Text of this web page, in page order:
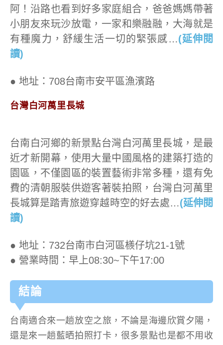
阿！沿路也看到好多家庭組合，爸爸媽媽帶著
小朋友來玩沙放電，一家和樂融融，大海就是
有種魔力，舒緩生活一切的緊張感…(延伸閱
讀)
● 地址：708台南市安平區漁濱路
台灣白河萬里長城
台南白河鄉的新景點台灣白河萬里長城，是最
近才新開幕，使用大量中國風格的建築打造的
園區，不僅園區的裝置藝術非常多種，還有免
費的清朝服裝供遊客著裝拍照，台灣白河萬里
長城算是踏青旅遊穿越時空的好去處…(延伸閱
讀)
● 地址：732台南市白河區檨仔坑21-1號
● 營業時間：早上08:30~下午17:00
結論
台南適合來一趟放空之旅，不論是海邊欣賞夕陽，
還是來一趟藍晒拍照打卡，很多景點也是都不用收